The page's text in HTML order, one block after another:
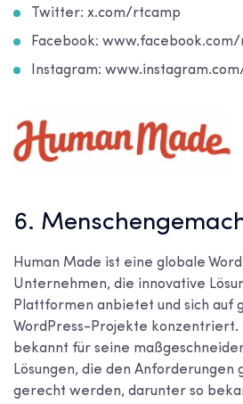
Twitter: x.com/rtcamp
Facebook:
Instagram:
6.
Human Made ist eine globale
Unternehmen, die innovative
Plattformen anbietet und sich auf
WordPress-Projekte konzentriert.
bekannt für seine
Lösungen, die den
gerecht werden, darunter so